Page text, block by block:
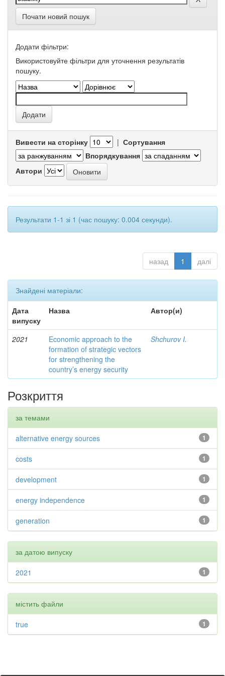
Почати новий пошук
Додати фільтри:
Використовуйте фільтри для уточнення результатів
пошуку.
Вивести на сторінку | Сортування
Впорядкування
Автори
Результати 1-1 зі 1 (час пошуку: 0.004 секунди).
назад 1 далі
Знайдені матеріали:
Дата
випуску
Назва Автор(и)
2021
Economic approach to the
formation of strategic vectors
for strengthening the
country’s energy security
Shchurov I.
Розкриття
за темами
1
alternative energy sources
1
costs
1
development
1
energy independence
1
generation
за датою випуску
1
2021
містить файли
1
true